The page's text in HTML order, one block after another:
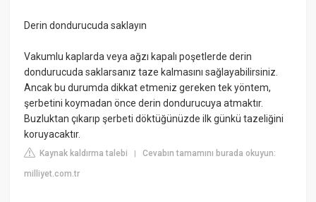
Derin dondurucuda saklayın
Vakumlu kaplarda veya ağzı kapalı poşetlerde derin
dondurucuda saklarsanız taze kalmasını sağlayabilirsiniz.
Ancak bu durumda dikkat etmeniz gereken tek yöntem,
şerbetini koymadan önce derin dondurucuya atmaktır.
Buzluktan çıkarıp şerbeti döktüğünüzde ilk günkü tazeliğini
koruyacaktır.
Kaynak kaldırma talebi |Cevabın tamamını burada okuyun:
milliyet.com.tr